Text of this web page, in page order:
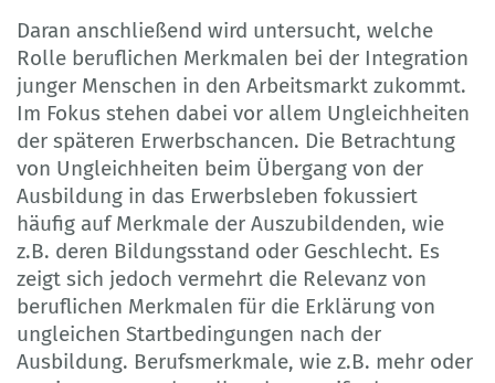
Daran anschließend wird untersucht, welche
Rolle beruflichen Merkmalen bei der Integration
junger Menschen in den Arbeitsmarkt zukommt.
Im Fokus stehen dabei vor allem Ungleichheiten
der späteren Erwerbschancen. Die Betrachtung
von Ungleichheiten beim Übergang von der
Ausbildung in das Erwerbsleben fokussiert
häufig auf Merkmale der Auszubildenden, wie
z.B. deren Bildungsstand oder Geschlecht. Es
zeigt sich jedoch vermehrt die Relevanz von
beruflichen Merkmalen für die Erklärung von
ungleichen Startbedingungen nach der
Ausbildung. Berufsmerkmale, wie z.B. mehr oder